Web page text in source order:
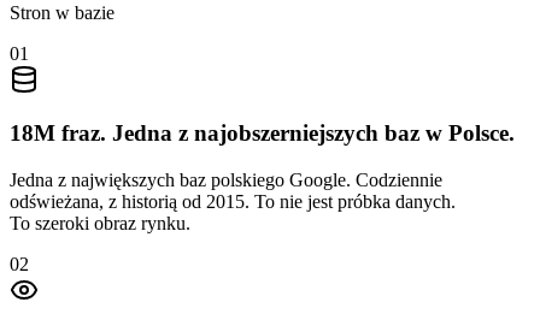
Stron w bazie
01
18M fraz. Jedna z najobszerniejszych baz w Polsce.
Jedna z największych baz polskiego Google. Codziennie
odświeżana, z historią od 2015. To nie jest próbka danych.
To szeroki obraz rynku.
02